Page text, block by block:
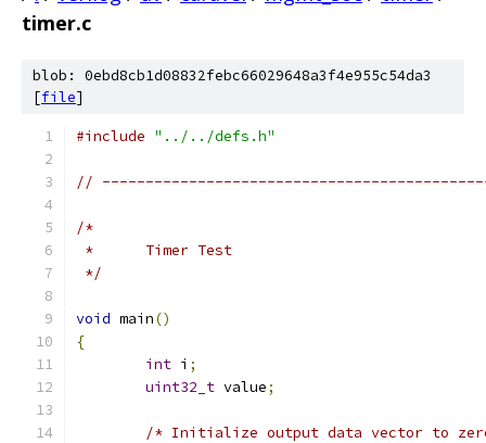
timer.c
blob: 0ebd8cb1d08832febc66029648a3f4e955c54da3
[file]
#include "../../defs.h"
//
/*
*	Timer Test
*/
void main()
{
int i ;
uint32_t value;
/* Initialize output data vector to